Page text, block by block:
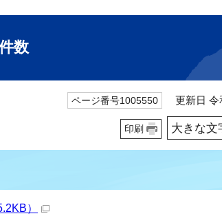
数
ページ番号1005550 更新日 令
印刷 大きな文
）